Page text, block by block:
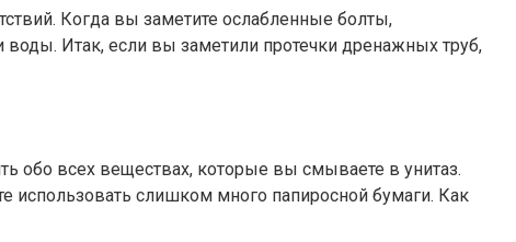
Когда вы заметите ослабленные болты,
воды. Итак, если вы заметили протечки дренажных труб,
обо всех веществах, которые вы смываете в унитаз.
использовать слишком много папиросной бумаги. Как